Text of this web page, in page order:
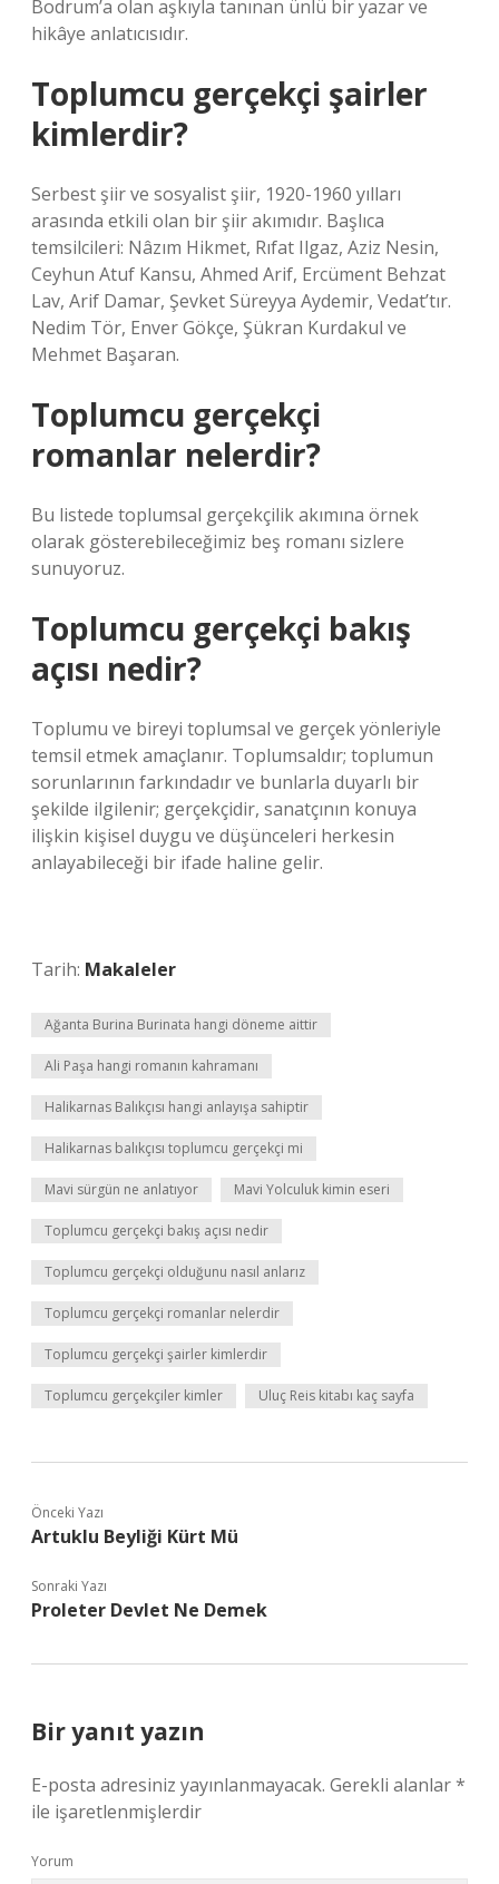
Bodrum’a olan aşkıyla tanınan ünlü bir yazar ve
hikâye anlatıcısıdır.
Toplumcu gerçekçi şairler
kimlerdir?
Serbest şiir ve sosyalist şiir, 1920-1960 yılları
arasında etkili olan bir şiir akımıdır. Başlıca
temsilcileri: Nâzım Hikmet, Rıfat Ilgaz, Aziz Nesin,
Ceyhun Atuf Kansu, Ahmed Arif, Ercüment Behzat
Lav, Arif Damar, Şevket Süreyya Aydemir, Vedat’tır.
Nedim Tör, Enver Gökçe, Şükran Kurdakul ve
Mehmet Başaran.
Toplumcu gerçekçi
romanlar nelerdir?
Bu listede toplumsal gerçekçilik akımına örnek
olarak gösterebileceğimiz beş romanı sizlere
sunuyoruz.
Toplumcu gerçekçi bakış
açısı nedir?
Toplumu ve bireyi toplumsal ve gerçek yönleriyle
temsil etmek amaçlanır. Toplumsaldır; toplumun
sorunlarının farkındadır ve bunlarla duyarlı bir
şekilde ilgilenir; gerçekçidir, sanatçının konuya
ilişkin kişisel duygu ve düşünceleri herkesin
anlayabileceği bir ifade haline gelir.
Tarih: Makaleler
Ağanta Burina Burinata hangi döneme aittir
Ali Paşa hangi romanın kahramanı
Halikarnas Balıkçısı hangi anlayışa sahiptir
Halikarnas balıkçısı toplumcu gerçekçi mi
Mavi sürgün ne anlatıyor Mavi Yolculuk kimin eseri
Toplumcu gerçekçi bakış açısı nedir
Toplumcu gerçekçi olduğunu nasıl anlarız
Toplumcu gerçekçi romanlar nelerdir
Toplumcu gerçekçi şairler kimlerdir
Toplumcu gerçekçiler kimler Uluç Reis kitabı kaç sayfa
Önceki Yazı
Artuklu Beyliği Kürt Mü
Sonraki Yazı
Proleter Devlet Ne Demek
Bir yanıt yazın
E-posta adresiniz yayınlanmayacak. Gerekli alanlar*
ile işaretlenmişlerdir
Yorum